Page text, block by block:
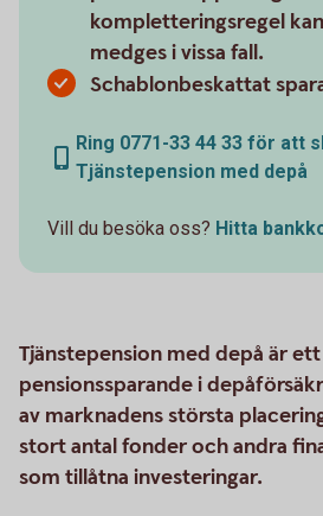
kompletteringsregel
medges i vissa fall.
Schablonbeskattat
Ring 0771-33 44 33 för att
Tjänstepension med depå
Vill du besöka oss? Hitta
Tjänstepension med depå är
pensionssparande i
av marknadens största
stort antal fonder och andra
som tillåtna investeringar.